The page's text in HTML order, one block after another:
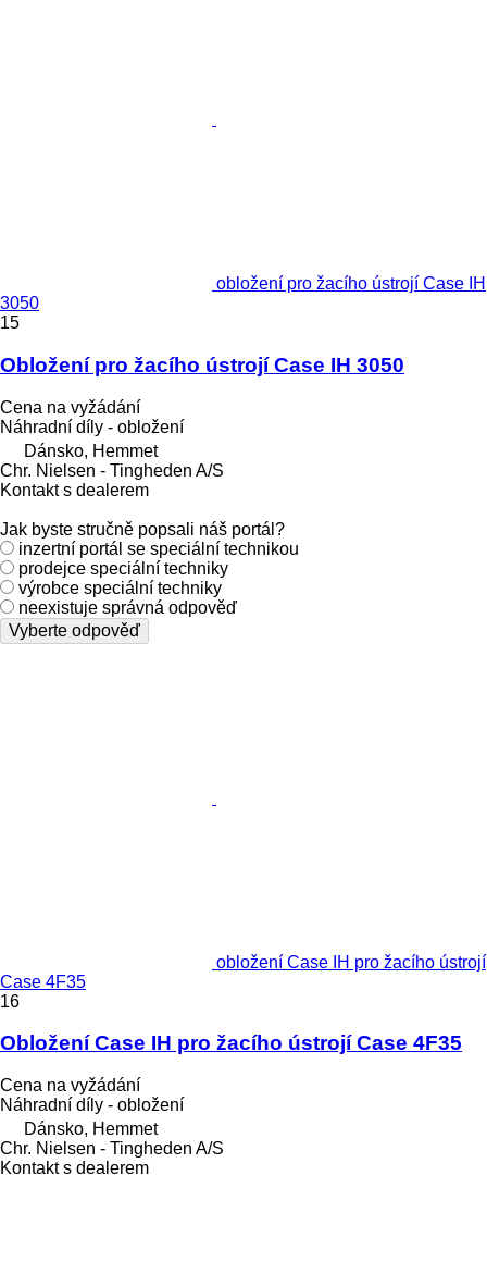
obložení pro žacího ústrojí Case IH
3050
15
Obložení pro žacího ústrojí Case IH 3050
Cena na vyžádání
Náhradní díly - obložení
Dánsko, Hemmet
Chr. Nielsen - Tingheden A/S
Kontakt s dealerem
Jak byste stručně popsali náš portál?
inzertní portál se speciální technikou
prodejce speciální techniky
výrobce speciální techniky
neexistuje správná odpověď
Vyberte odpověď
obložení Case IH pro žacího ústrojí
Case 4F35
16
Obložení Case IH pro žacího ústrojí Case 4F35
Cena na vyžádání
Náhradní díly - obložení
Dánsko, Hemmet
Chr. Nielsen - Tingheden A/S
Kontakt s dealerem